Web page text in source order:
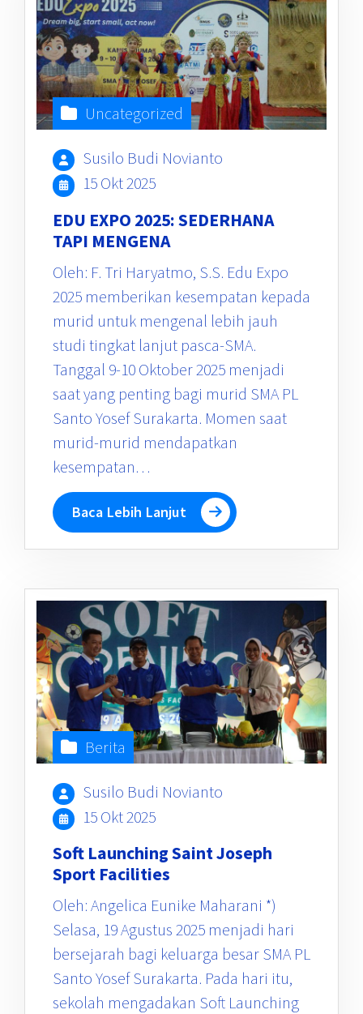
Uncategorized
Susilo Budi Novianto
15 Okt 2025
EDU EXPO 2025: SEDERHANA
TAPI MENGENA
Oleh: F. Tri Haryatmo, S.S. Edu Expo
2025 memberikan kesempatan kepada
murid untuk mengenal lebih jauh
studi tingkat lanjut pasca-SMA.
Tanggal 9-10 Oktober 2025 menjadi
saat yang penting bagi murid SMA PL
Santo Yosef Surakarta. Momen saat
murid-murid mendapatkan
kesempatan…
Baca Lebih Lanjut
Berita
Susilo Budi Novianto
15 Okt 2025
Soft Launching Saint Joseph
Sport Facilities
Oleh: Angelica Eunike Maharani *)
Selasa, 19 Agustus 2025 menjadi hari
bersejarah bagi keluarga besar SMA PL
Santo Yosef Surakarta. Pada hari itu,
sekolah mengadakan Soft Launching